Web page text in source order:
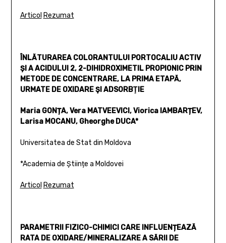
Articol Rezumat
ÎNLĂTURAREA COLORANTULUI PORTOCALIU ACTIV
ȘI A ACIDULUI 2, 2-DIHIDROXIMETIL PROPIONIC PRIN
METODE DE CONCENTRARE, LA PRIMA ETAPĂ,
URMATE DE OXIDARE ŞI ADSORBŢIE
Maria GONȚA, Vera MATVEEVICI, Viorica IAMBARȚEV,
Larisa MOCANU, Gheorghe DUCA*
Universitatea de Stat din Moldova
*Academia de Științe a Moldovei
Articol Rezumat
PARAMETRII FIZICO-CHIMICI CARE INFLUENȚEAZĂ
RATA DE OXIDARE/MINERALIZARE A SĂRII DE